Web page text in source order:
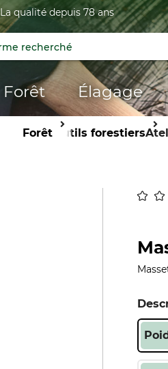
La qualité depuis 78 ans
Forêt Élagage
Forêt Outils forestiers